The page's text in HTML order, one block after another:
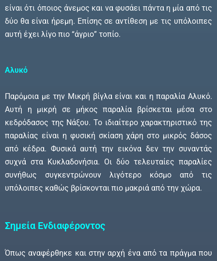
είναι ότι όποιος άνεμος και να φυσάει πάντα η μία από τις
δύο θα είναι ήρεμη. Επίσης σε αντίθεση με τις υπόλοιπες
αυτή έχει λίγο πιο “άγριο” τοπίο.
Αλυκό
Παρόμοια με την Μικρή βίγλα είναι και η παραλία Αλυκό.
Αυτή η μικρή σε μήκος παραλία βρίσκεται μέσα στο
κεδρόδασος της Νάξου. Το ιδιαίτερο χαρακτηριστικό της
παραλίας είναι η φυσική σκίαση χάρη στο μικρός δάσος
από κέδρα. Φυσικά αυτή την εικόνα δεν την συναντάς
συχνά στα Κυκλαδονήσια. Οι δύο τελευταίες παραλίες
συνήθως συγκεντρώνουν λιγότερο κόσμο από τις
υπόλοιπες καθώς βρίσκονται πιο μακριά από την χώρα.
Σημεία Ενδιαφέροντος
Όπως αναφέρθηκε και στην αρχή ένα από τα πράγμα που